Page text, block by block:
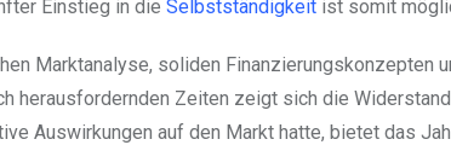
Einstieg in die Selbstständigkeit ist somit
Marktanalyse, soliden Finanzierungskonzepten
herausfordernden Zeiten zeigt sich die
Auswirkungen auf den Markt hatte, bietet das